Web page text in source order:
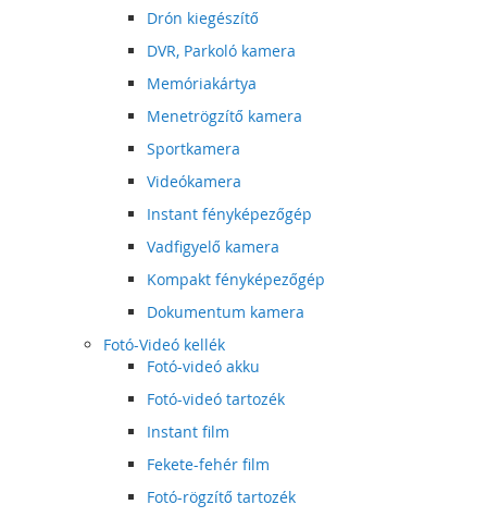
Drón kiegészítő
DVR, Parkoló kamera
Memóriakártya
Menetrögzítő kamera
Sportkamera
Videókamera
Instant fényképezőgép
Vadfigyelő kamera
Kompakt fényképezőgép
Dokumentum kamera
Fotó-Videó kellék
Fotó-videó akku
Fotó-videó tartozék
Instant film
Fekete-fehér film
Fotó-rögzítő tartozék